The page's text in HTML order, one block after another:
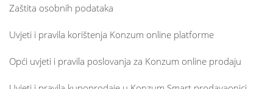
Zaštita osobnih podataka
Uvjeti i pravila korištenja Konzum online platforme
Opći uvjeti i pravila poslovanja za Konzum online prodaju